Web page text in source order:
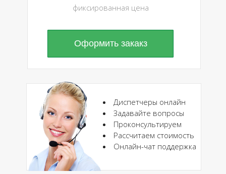
Диспетчеры онлайн
Задавайте вопросы
Проконсультируем
Рассчитаем стоимость
Онлайн-чат поддержка
фиксированная цена
Оформить закакз